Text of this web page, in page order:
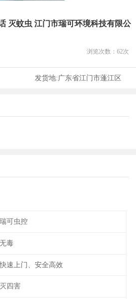
灭蚊虫 江门市瑞可环境科技有限公
浏览次数： 62次
发货地:广东省江门市蓬江区
瑞可虫控
无毒
速上门、安全高效
灭四害